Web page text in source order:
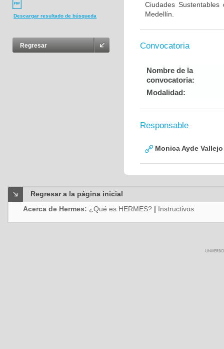
Descargar resultado de búsqueda
Regresar
Ciudades
Medellín.
Convocatoria
Nombre de la
convocatoria:
Modalidad:
Responsable
Monica Ayde
Regresar a la página inicial
Acerca de Hermes: ¿Qué es HERMES? | Instructivos